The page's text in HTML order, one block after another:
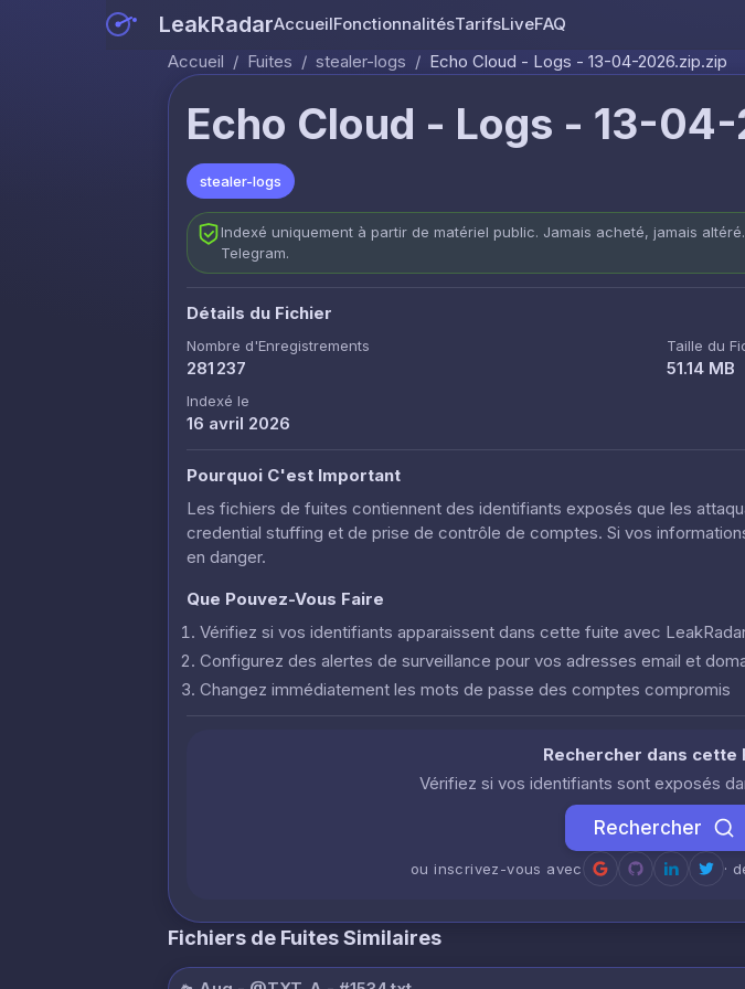
LeakRadarAccueilFonctionnalitésTarifsLiveFAQ
Accueil / Fuites / stealer-logs / Echo Cloud - Logs - 13-04-2026.zip.zip
Echo Cloud - Logs - 13-
stealer-logs
Indexé uniquement à partir de matériel public. Jamais acheté, jamais
Telegram.
Détails du Fichier
Nombre d'Enregistrements
281 237
Taille du
51.14 MB
Indexé le
16 avril 2026
Pourquoi C'est Important
Les fichiers de fuites contiennent des identifiants exposés que les
credential stuffing et de prise de contrôle de comptes. Si vos
en danger.
Que Pouvez-Vous Faire
Vérifiez si vos identifiants apparaissent dans cette fuite avec
Configurez des alertes de surveillance pour vos adresses email et
Changez immédiatement les mots de passe des comptes compromis
Rechercher dans cette
Vérifiez si vos identifiants sont exposés
Rechercher
ou inscrivez-vous avec ·
Fichiers de Fuites Similaires